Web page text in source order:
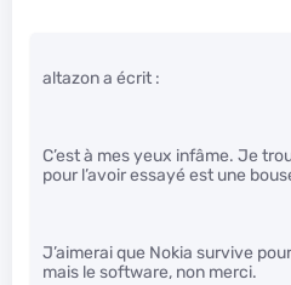
altazon a écrit :
C’est à mes yeux infâme. Je
pour l’avoir essayé est une
J’aimerai que Nokia survive
mais le software, non merci.